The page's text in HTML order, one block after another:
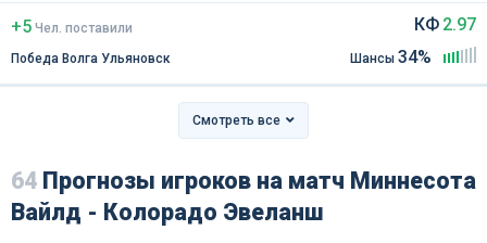
+5 Чел. поставили
Победа Волга Ульяновск
КФ 2.97
Шансы 34%
Смотреть все
64 Прогнозы игроков на матч Миннесота
Вайлд - Колорадо Эвеланш